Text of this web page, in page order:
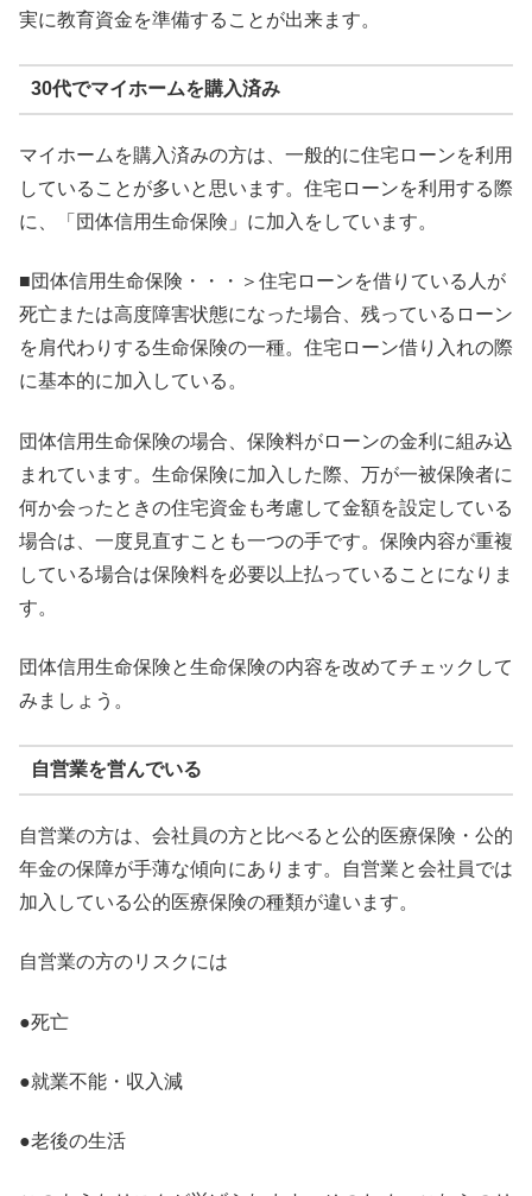
実に教育資金を準備することが出来ます。
30代でマイホームを購入済み
マイホームを購入済みの方は、一般的に住宅ローンを利用
していることが多いと思います。住宅ローンを利用する際
に、「団体信用生命保険」に加入をしています。
■団体信用生命保険・・・＞住宅ローンを借りている人が
死亡または高度障害状態になった場合、残っているローン
を肩代わりする生命保険の一種。住宅ローン借り入れの際
に基本的に加入している。
団体信用生命保険の場合、保険料がローンの金利に組み込
まれています。生命保険に加入した際、万が一被保険者に
何か会ったときの住宅資金も考慮して金額を設定している
場合は、一度見直すことも一つの手です。保険内容が重複
している場合は保険料を必要以上払っていることになりま
す。
団体信用生命保険と生命保険の内容を改めてチェックして
みましょう。
自営業を営んでいる
自営業の方は、会社員の方と比べると公的医療保険・公的
年金の保障が手薄な傾向にあります。自営業と会社員では
加入している公的医療保険の種類が違います。
自営業の方のリスクには
●死亡
●就業不能・収入減
●老後の生活